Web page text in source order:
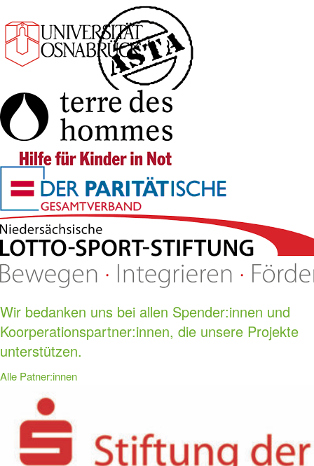
Wir bedanken uns bei allen Spender:innen und
Koorperationspartner:innen, die unsere Projekte
unterstützen.
Alle Patner:innen